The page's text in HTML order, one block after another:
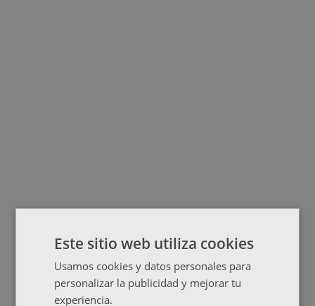
Este sitio web utiliza cookies
Usamos cookies y datos personales para
personalizar la publicidad y mejorar tu
experiencia.